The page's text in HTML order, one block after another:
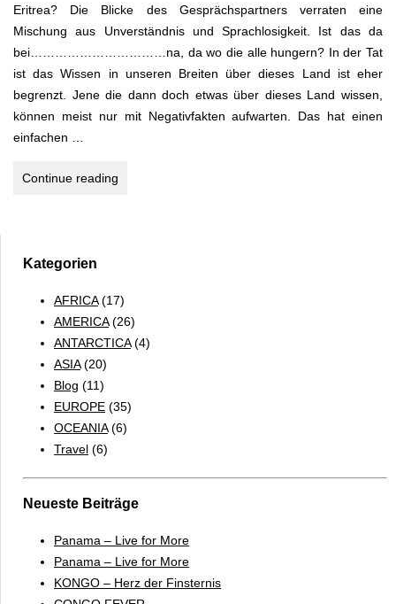
Eritrea? Die Blicke des Gesprächspartners verraten eine
Mischung aus Unverständnis und Sprachlosigkeit. Ist das da
bei……………………………na, da wo die alle hungern? In der Tat
ist das Wissen in unseren Breiten über dieses Land ist eher
begrenzt. Jene die dann doch etwas über dieses Land wissen,
können meist nur mit Negativfakten aufwarten. Das hat einen
einfachen …
Continue reading
Kategorien
AFRICA(17)
AMERICA(26)
ANTARCTICA(4)
ASIA(20)
Blog (11)
EUROPE (35)
OCEANIA(6)
Travel (6)
Neueste Beiträge
Panama – Live for More
Panama – Live for More
KONGO – Herz der Finsternis